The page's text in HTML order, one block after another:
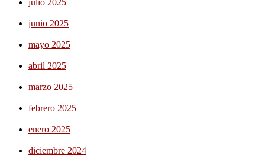
junio 2025
mayo 2025
abril 2025
marzo 2025
febrero 2025
enero 2025
diciembre 2024